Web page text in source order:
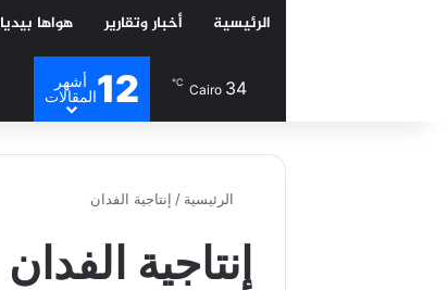
الرئيسية أخبار وتقارير هواها بيديا
Cairo 34
℃
12
أشهر
المقالات
الرئيسية / إنتاجية الفدان
إنتاجية الفدان